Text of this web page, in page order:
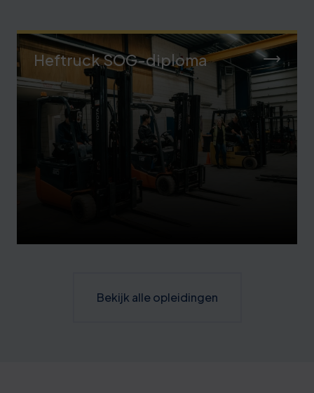
Heftruck SOG-diploma
Bekijk alle opleidingen